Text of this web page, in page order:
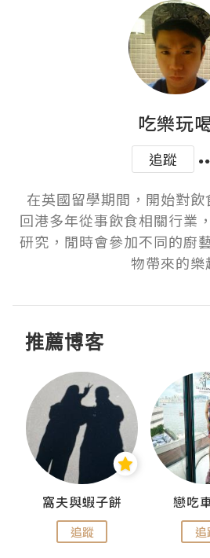
吃樂玩
追蹤
在英國留學期間，開始對飲
回港多年從事飲食相關行業
研究，閒時會參加不同的廚
物帶來的樂
推薦博客
窩夫與蝦子餅
追蹤
戀吃
追